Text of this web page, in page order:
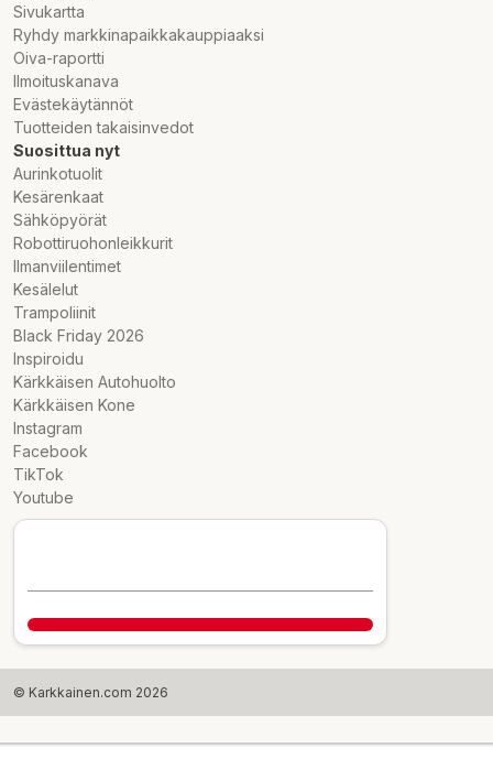
Sivukartta
Ryhdy markkinapaikkakauppiaaksi
Oiva-raportti
Ilmoituskanava
Evästekäytännöt
Tuotteiden takaisinvedot
Suosittua nyt
Aurinkotuolit
Kesärenkaat
Sähköpyörät
Robottiruohonleikkurit
Ilmanviilentimet
Kesälelut
Trampoliinit
Black Friday 2026
Inspiroidu
Kärkkäisen Autohuolto
Kärkkäisen Kone
Instagram
Facebook
TikTok
Youtube
© Karkkainen.com 2026